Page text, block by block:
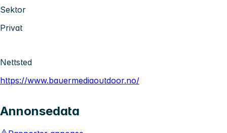
Sektor
Privat
Nettsted
https://www.bauermediaoutdoor.no/
Annonsedata